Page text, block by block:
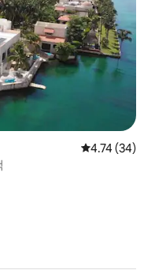
평점 4.74점
4.74 (34)